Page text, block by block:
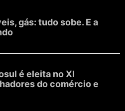
gás: tudo sobe. E a
é eleita no XI
do comércio e